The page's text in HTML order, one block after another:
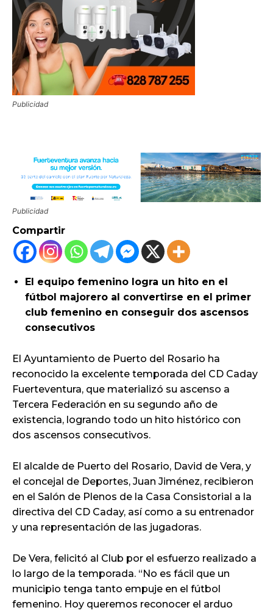
Publicidad
Publicidad
Compartir
El equipo femenino logra un hito en el
fútbol majorero al convertirse en el primer
club femenino en conseguir dos ascensos
consecutivos
El Ayuntamiento de Puerto del Rosario ha
reconocido la excelente temporada del CD Caday
Fuerteventura, que materializó su ascenso a
Tercera Federación en su segundo año de
existencia, logrando todo un hito histórico con
dos ascensos consecutivos.
El alcalde de Puerto del Rosario, David de Vera, y
el concejal de Deportes, Juan Jiménez, recibieron
en el Salón de Plenos de la Casa Consistorial a la
directiva del CD Caday, así como a su entrenador
y una representación de las jugadoras.
De Vera, felicitó al Club por el esfuerzo realizado a
lo largo de la temporada. “No es fácil que un
municipio tenga tanto empuje en el fútbol
femenino. Hoy queremos reconocer el arduo